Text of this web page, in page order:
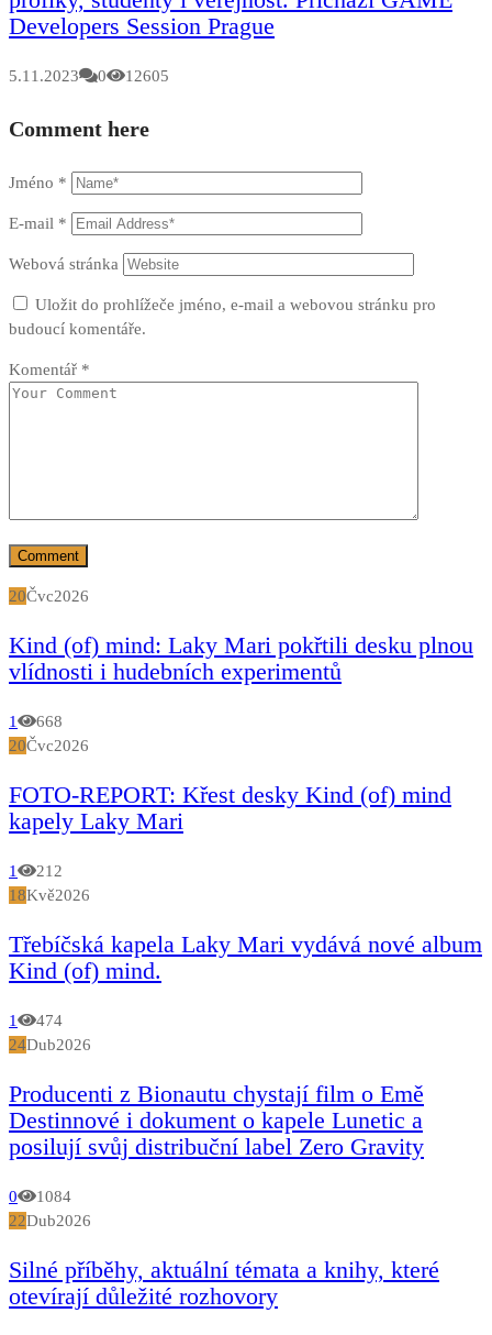
Developers Session Prague
5.11.2023 0 12605
Comment here
Jméno *
E-mail *
Webová stránka
Uložit do prohlížeče jméno, e-mail a webovou stránku pro
budoucí komentáře.
Komentář *
20Čvc2026
Kind (of) mind: Laky Mari pokřtili desku plnou
vlídnosti i hudebních experimentů
1
668
20Čvc2026
FOTO-REPORT: Křest desky Kind (of) mind
kapely Laky Mari
1
212
18Kvě2026
Třebíčská kapela Laky Mari vydává nové album
Kind (of) mind.
1
474
24Dub2026
Producenti z Bionautu chystají film o Emě
Destinnové i dokument o kapele Lunetic a
posilují svůj distribuční label Zero Gravity
0
1084
22Dub2026
Silné příběhy, aktuální témata a knihy, které
otevírají důležité rozhovory